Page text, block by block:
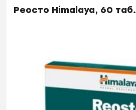
Реосто Himalaya, 60 таб.